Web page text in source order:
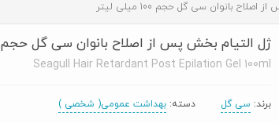
بانوان سی گل حجم 100 میلی لیتر
ژل التیام بخش پس از اصلاح بانوان سی گل حجم 100 میلی لیتر
Seagull Hair Retardant Post Epilation Gel 100ml
برند: سی گل دسته: بهداشت عمومی( شخصی )